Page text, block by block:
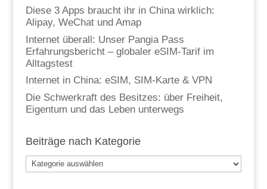
Diese 3 Apps braucht ihr in China wirklich:
Alipay, WeChat und Amap
Internet überall: Unser Pangia Pass
Erfahrungsbericht – globaler eSIM-Tarif im
Alltagstest
Internet in China: eSIM, SIM-Karte & VPN
Die Schwerkraft des Besitzes: über Freiheit,
Eigentum und das Leben unterwegs
Beiträge nach Kategorie
Beiträge
nach